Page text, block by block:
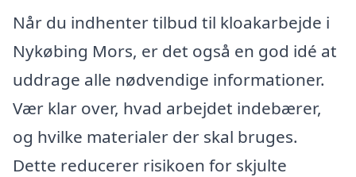
Når du indhenter tilbud til kloakarbejde i
Nykøbing Mors, er det også en god idé at
uddrage alle nødvendige informationer.
Vær klar over, hvad arbejdet indebærer,
og hvilke materialer der skal bruges.
Dette reducerer risikoen for skjulte